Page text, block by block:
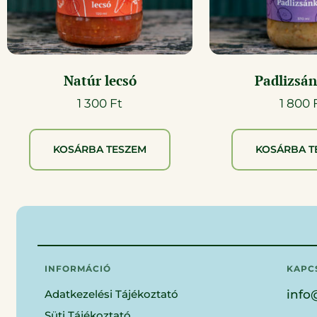
Natúr lecsó
1 300 Ft
KOSÁRBA TESZEM
1 800
KOSÁRBA
INFORMÁCIÓ
Adatkezelési Tájékoztató